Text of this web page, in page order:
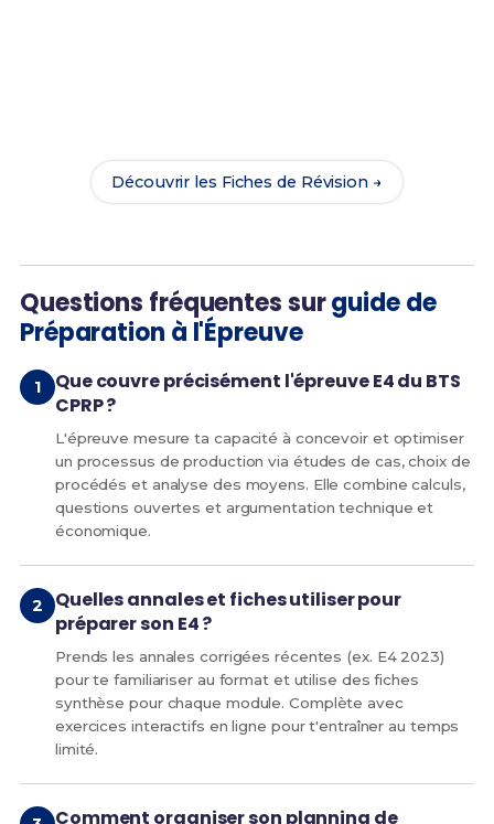
Découvrir les Fiches de Révision →
Questions fréquentes surguide de
Préparation à l'Épreuve
Que couvre précisément l'épreuve E4 du BTS
CPRP ?
L'épreuve mesure ta capacité à concevoir et optimiser
un processus de production via études de cas, choix de
procédés et analyse des moyens. Elle combine calculs,
questions ouvertes et argumentation technique et
économique.
Quelles annales et fiches utiliser pour
préparer son E4 ?
Prends les annales corrigées récentes (ex. E4 2023)
pour te familiariser au format et utilise des fiches
synthèse pour chaque module. Complète avec
exercices interactifs en ligne pour t'entraîner au temps
limité.
Comment organiser son planning de